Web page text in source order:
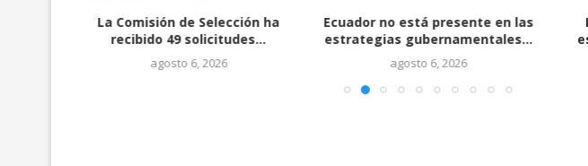
La Comisión de Selección ha
recibido 49 solicitudes...
agosto 6, 2026
Ecuador no está presente en las
estrategias gubernamentales...
agosto 6, 2026